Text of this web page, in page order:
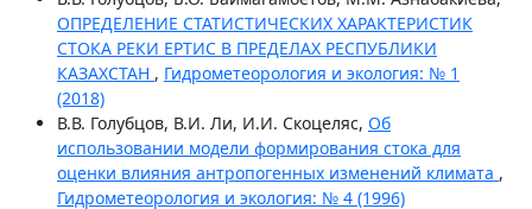
ОПРЕДЕЛЕНИЕ СТАТИСТИЧЕСКИХ ХАРАКТЕРИСТИК
СТОКА РЕКИ ЕРТИС В ПРЕДЕЛАХ РЕСПУБЛИКИ
КАЗАХСТАН , Гидрометеорология и экология: № 1
(2018)
В.В. Голубцов, В.И. Ли, И.И. Скоцеляс, Об
использовании модели формирования стока для
оценки влияния антропогенных изменений климата ,
Гидрометеорология и экология: № 4 (1996)